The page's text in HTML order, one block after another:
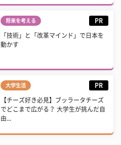
将来を考える PR
「技術」と「改革マインド」で日本を
動かす
大学生活 PR
【チーズ好き必見】ブッラータチーズ
でどこまで広がる？ 大学生が挑んだ自
由...